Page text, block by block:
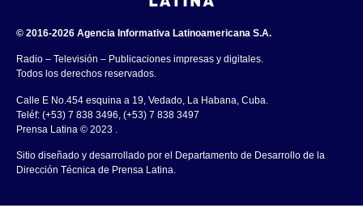
© 2016-2026 Agencia Informativa Latinoamericana S.A.
Radio – Televisión – Publicaciones impresas y digitales.
Todos los derechos reservados.
Calle E No.454 esquina a 19, Vedado, La Habana, Cuba.
Teléf: (+53) 7 838 3496, (+53) 7 838 3497
Prensa Latina © 2023 .
Sitio diseñado y desarrollado por el Departamento de Desarrollo de la
Dirección Técnica de Prensa Latina.